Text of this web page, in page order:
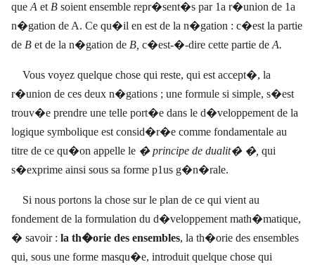
que A et B soient ensemble repr�sent�s par 1a r�union de 1a
n�gation de A. Ce qu�il en est de la n�gation : c�est la partie
de B et de la n�gation de B, c�est-�-dire cette partie de A.
Vous voyez quelque chose qui reste, qui est accept�, la
r�union de ces deux n�gations ; une formule si simple, s�est
trouv�e prendre une telle port�e dans le d�veloppement de la
logique symbolique est consid�r�e comme fondamentale au
titre de ce qu�on appelle le � principe de dualit� �, qui
s�exprime ainsi sous sa forme p1us g�n�rale.
Si nous portons la chose sur le plan de ce qui vient au
fondement de la formulation du d�veloppement math�matique,
� savoir : la th�orie des ensembles, la th�orie des ensembles
qui, sous une forme masqu�e, introduit quelque chose qui